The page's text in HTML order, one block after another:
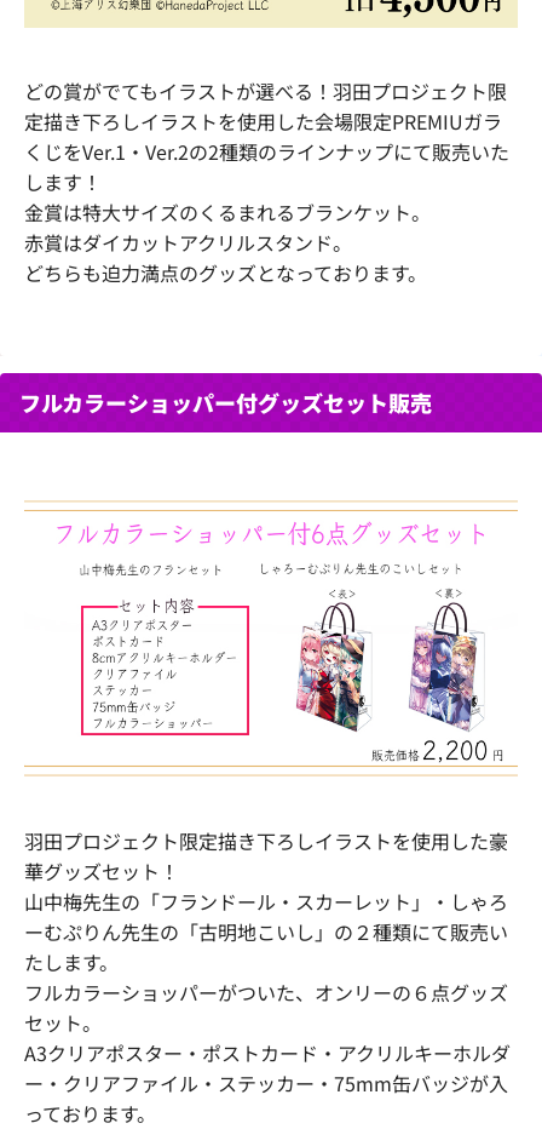
どの賞がでてもイラストが選べる！羽田プロジェクト限
定描き下ろしイラストを使用した会場限定PREMIUガラ
くじをVer.1・Ver.2の2種類のラインナップにて販売いた
します！
金賞は特大サイズのくるまれるブランケット。
赤賞はダイカットアクリルスタンド。
どちらも迫力満点のグッズとなっております。
フルカラーショッパー付グッズセット販売
羽田プロジェクト限定描き下ろしイラストを使用した豪
華グッズセット！
山中梅先生の「フランドール・スカーレット」・しゃろ
ーむぷりん先生の「古明地こいし」の２種類にて販売い
たします。
フルカラーショッパーがついた、オンリーの６点グッズ
セット。
A3クリアポスター・ポストカード・アクリルキーホルダ
ー・クリアファイル・ステッカー・75mm缶バッジが入
っております。